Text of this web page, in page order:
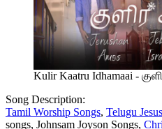
Kulir Kaatru Idhamaai -
Song Description:
Tamil Worship Songs, Telugu
songs, Johnsam Joyson Songs,